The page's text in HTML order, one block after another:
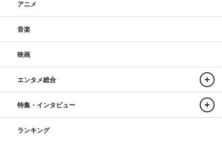
アニメ
音楽
映画
エンタメ総合
特集・インタビュー
ランキング